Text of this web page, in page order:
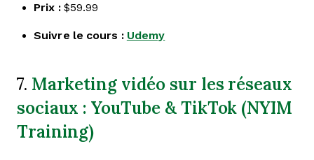
Prix :$59.99
Suivre le cours : Udemy
7. Marketing vidéo sur les réseaux
sociaux : YouTube & TikTok (NYIM
Training)